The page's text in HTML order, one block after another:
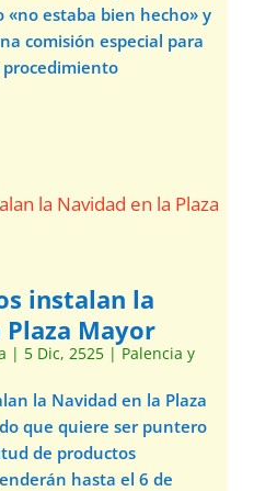
estaba bien hecho» y
comisión especial para
instalan la
Mayor
| 5 Dic, 2525| Palencia y
la Navidad en la Plaza
que quiere ser puntero
de productos
hasta el 6 de